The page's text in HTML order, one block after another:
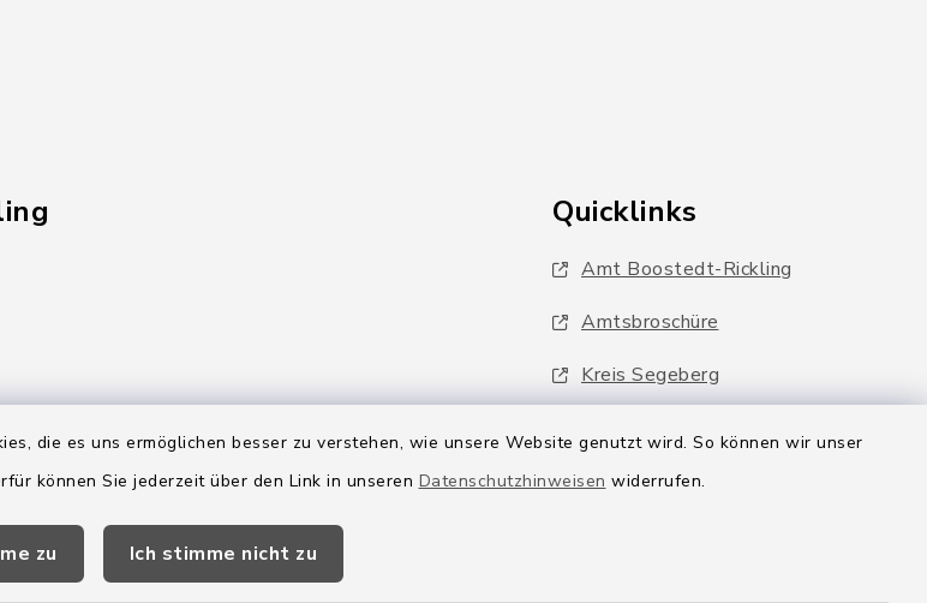
die es uns ermöglichen besser zu verstehen, wie unsere Website genutzt wird. So können wir unser
können Sie jederzeit über den Link in unseren Datenschutzhinweisen widerrufen.
zu Ich stimme nicht zu
Quicklinks
Amt Boostedt-Rickling
Amtsbroschüre
Kreis Segeberg